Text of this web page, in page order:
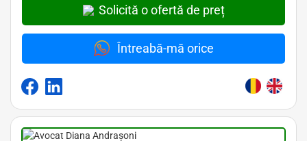
Solicită o ofertă de preț
Întreabă-mă orice